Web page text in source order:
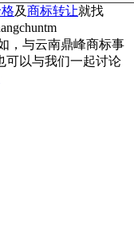
及商标转让就找
，与云南鼎峰商标事
可以与我们一起讨论